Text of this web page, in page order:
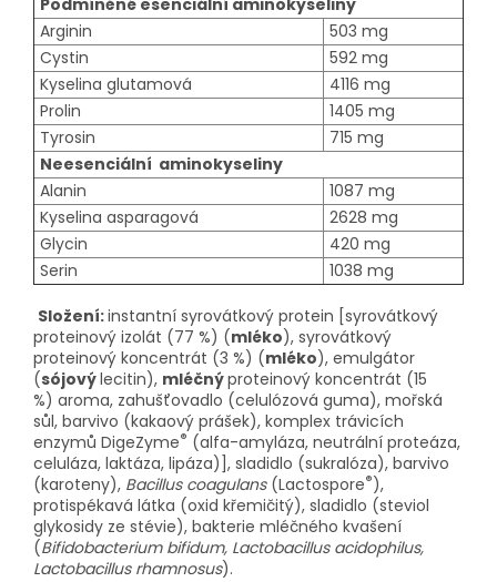
Podmíněné esenciální aminokyseliny
Arginin
503 mg
Cystin
592 mg
Kyselina glutamová
4116 mg
Prolin
1405 mg
Tyrosin
715 mg
Neesenciální aminokyseliny
Alanin
1087 mg
Kyselina asparagová
2628 mg
Glycin
420 mg
Serin
1038 mg
Složení:instantní syrovátkový protein [syrovátkový
proteinový izolát (77 %) (mléko), syrovátkový
proteinový koncentrát (3 %) (mléko), emulgátor
(sójovýlecitin), mléčnýproteinový koncentrát (15
%) aroma, zahušťovadlo (celulózová guma), mořská
sůl, barvivo (kakaový prášek), komplex trávicích
enzymů DigeZyme® (alfa-amyláza, neutrální proteáza,
celuláza, laktáza, lipáza)], sladidlo (sukralóza), barvivo
(karoteny), Bacillus coagulans (Lactospore®),
protispékavá látka (oxid křemičitý), sladidlo (steviol
glykosidy ze stévie), bakterie mléčného kvašení
(Bifidobacterium bifidum, Lactobacillus acidophilus,
Lactobacillus rhamnosus).